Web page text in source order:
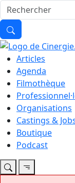
Articles
Agenda
Filmothèque
Organisations
Castings &
Boutique
Podcast